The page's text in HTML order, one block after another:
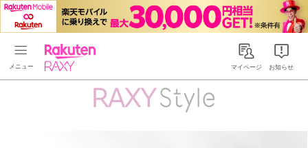
Rakuten RAXYマイページ お知らせ